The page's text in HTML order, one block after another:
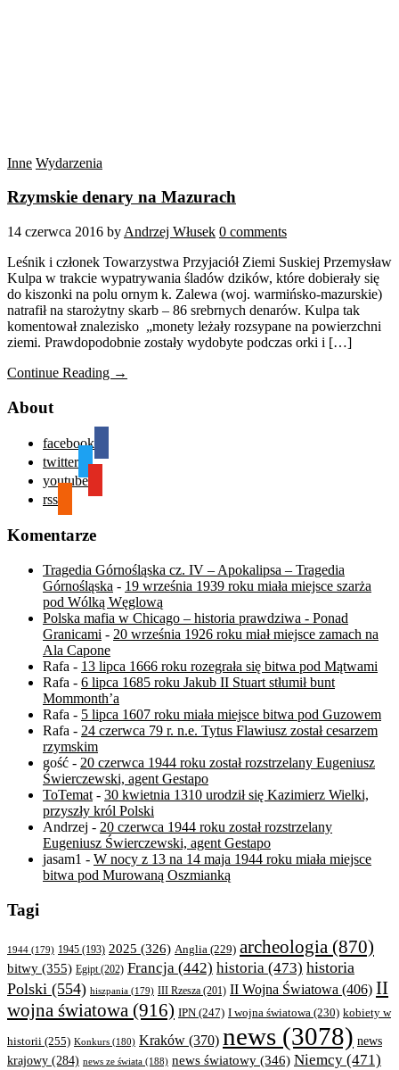
Inne Wydarzenia
Rzymskie denary na Mazurach
14 czerwca 2016 by Andrzej Włusek 0 comments
Leśnik i członek Towarzystwa Przyjaciół Ziemi Suskiej Przemysław
Kulpa w trakcie wypatrywania śladów dzików, które dobierały się
do kiszonki na polu ornym k. Zalewa (woj. warmińsko-mazurskie)
natrafił na starożytny skarb – 86 srebrnych denarów. Kulpa tak
komentował znalezisko „monety leżały rozsypane na powierzchni
ziemi. Prawdopodobnie zostały wydobyte podczas orki i […]
Continue Reading →
About
facebook
twitter
youtube
rss
Komentarze
Tragedia Górnośląska cz. IV – Apokalipsa – Tragedia
Górnośląska - 19 września 1939 roku miała miejsce szarża
pod Wólką Węglową
Polska mafia w Chicago – historia prawdziwa - Ponad
Granicami - 20 września 1926 roku miał miejsce zamach na
Ala Capone
Rafa - 13 lipca 1666 roku rozegrała się bitwa pod Mątwami
Rafa - 6 lipca 1685 roku Jakub II Stuart stłumił bunt
Mommonth’a
Rafa - 5 lipca 1607 roku miała miejsce bitwa pod Guzowem
Rafa - 24 czerwca 79 r. n.e. Tytus Flawiusz został cesarzem
rzymskim
gość - 20 czerwca 1944 roku został rozstrzelany Eugeniusz
Świerczewski, agent Gestapo
ToTemat - 30 kwietnia 1310 urodził się Kazimierz Wielki,
przyszły król Polski
Andrzej - 20 czerwca 1944 roku został rozstrzelany
Eugeniusz Świerczewski, agent Gestapo
jasam1 - W nocy z 13 na 14 maja 1944 roku miała miejsce
bitwa pod Murowaną Oszmianką
Tagi
1944 (179) 1945 (193) 2025 (326) Anglia (229) archeologia (870)
bitwy (355) Egipt(202) Francja (442) historia (473) historia
Polski (554) hiszpania (179) III Rzesza (201) II Wojna Światowa (406) II
wojna światowa (916) IPN (247) I wojna światowa (230) kobiety w
historii (255) Konkurs (180) Kraków (370) news (3078) news
krajowy (284) news ze świata (188) news światowy (346) Niemcy (471)